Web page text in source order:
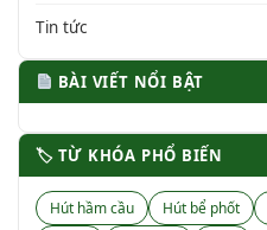
Tin tức
BÀI VIẾT NỔI BẬT
🏷 TỪ KHÓA PHỔ BIẾN
Hút hầm cầu Hút bể phốt